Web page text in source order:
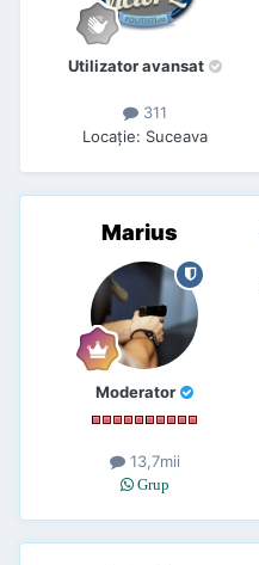
Utilizator avansat
311
Locaţie: Suceava
Marius
Moderator
13,7mii
Grup